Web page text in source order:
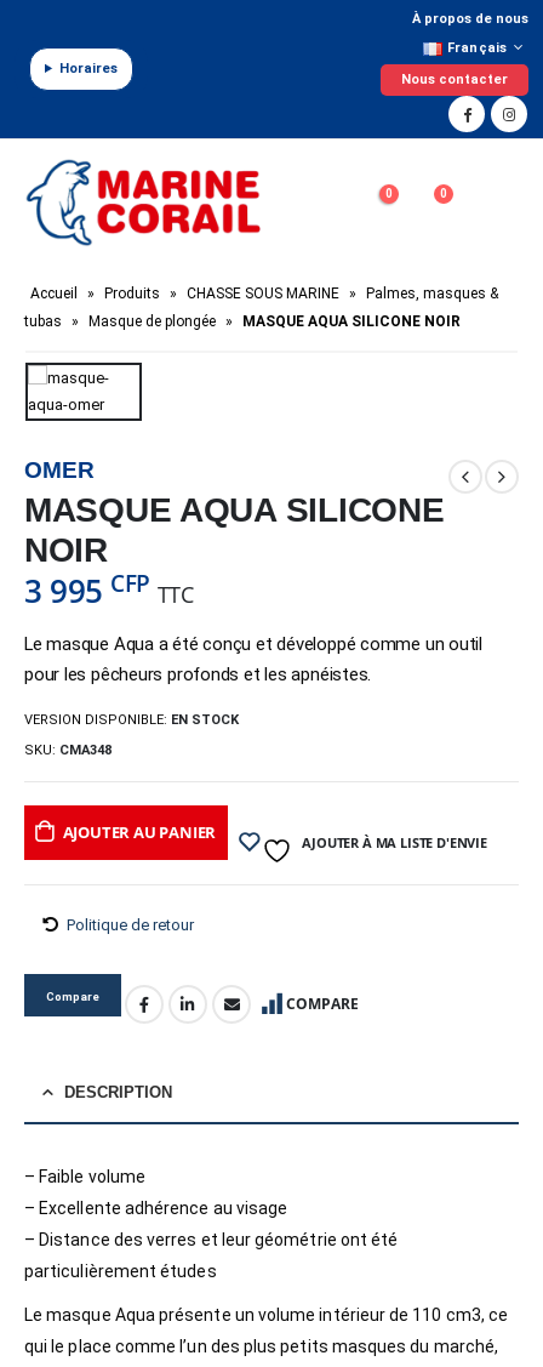
Horaires
À propos de nous
Français
Nous contacter
0 0
Accueil » Produits » CHASSE SOUS MARINE »
Palmes, masques &
tubas
» Masque de plongée » MASQUE AQUA SILICONE NOIR
OMER
MASQUE AQUA SILICONE
NOIR
3 995 CFP TTC
Le masque Aqua a été conçu et développé comme un outil
pour les pêcheurs profonds et les apnéistes.
VERSION DISPONIBLE: EN STOCK
SKU: CMA348
AJOUTER AU PANIER AJOUTER À MA LISTE D'ENVIE
Politique de retour
Compare COMPARE
DESCRIPTION
– Faible volume
– Excellente adhérence au visage
– Distance des verres et leur géométrie ont été
particulièrement études
Le masque Aqua présente un volume intérieur de 110 cm3, ce
qui le place comme l’un des plus petits masques du marché,